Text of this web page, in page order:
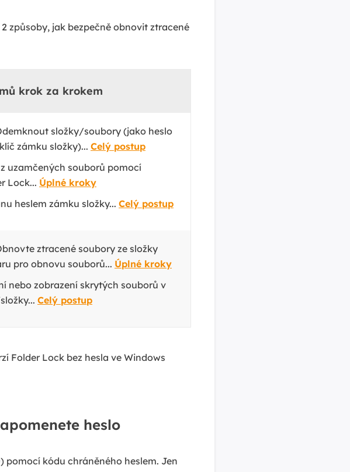
způsoby, jak bezpečně obnovit ztracené
krok za krokem
složky/soubory (jako heslo
zámku složky)... Celý postup
uzamčených souborů pomocí
Lock... Úplné kroky
heslem zámku složky... Celý postup
ztracené soubory ze složky
pro obnovu souborů... Úplné kroky
nebo zobrazení skrytých souborů v
Celý postup
Folder Lock bez hesla ve Windows
heslo
pomocí kódu chráněného heslem. Jen